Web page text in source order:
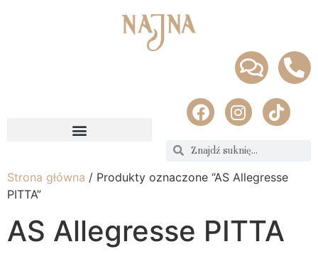
Strona główna / Produkty oznaczone “AS Allegresse
PITTA”
AS Allegresse PITTA